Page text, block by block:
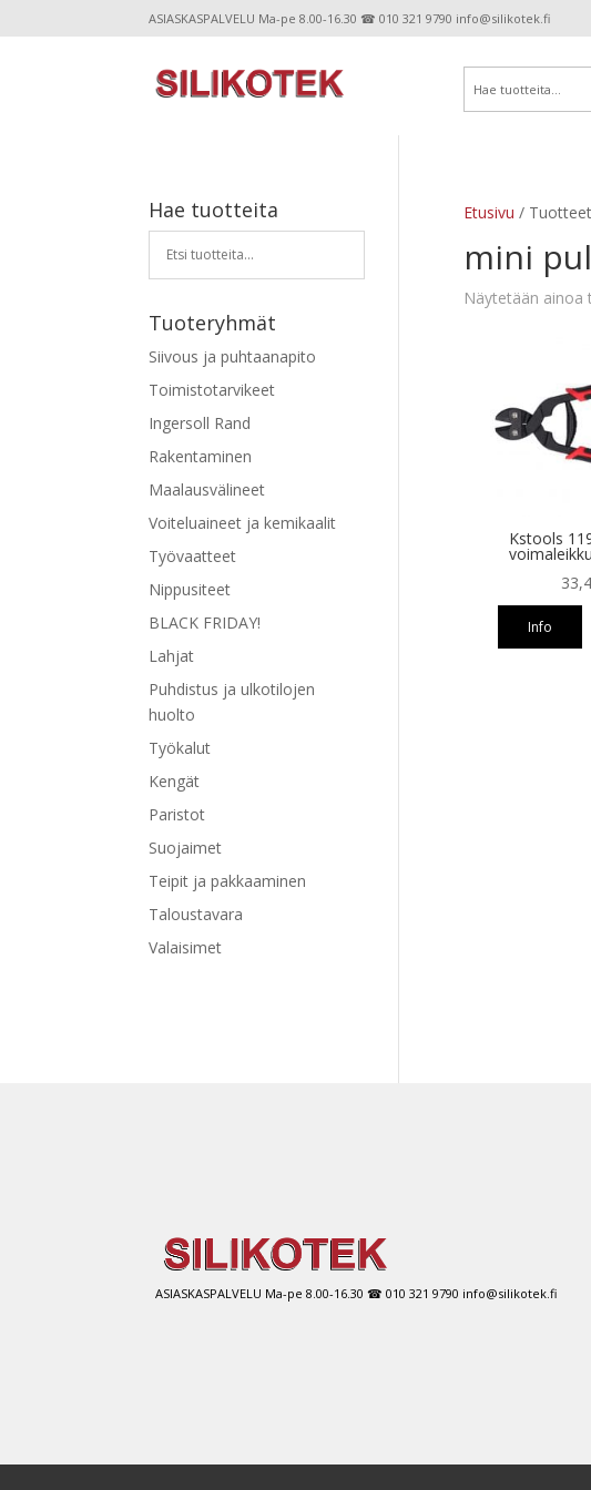
ASIASKASPALVELU Ma-pe 8.00-16.30 ☎ 010 321 9790 info@silikotek.fi
Etusivu /
mini
Näytetään ainoa
Kstools
Info
Hae tuotteita
Tuoteryhmät
Siivous ja puhtaanapito
Toimistotarvikeet
Ingersoll Rand
Rakentaminen
Maalausvälineet
Voiteluaineet ja kemikaalit
Työvaatteet
Nippusiteet
BLACK FRIDAY!
Lahjat
Puhdistus ja ulkotilojen
huolto
Työkalut
Kengät
Paristot
Suojaimet
Teipit ja pakkaaminen
Taloustavara
Valaisimet
ASIASKASPALVELU Ma-pe 8.00-16.30 ☎ 010 321 9790 info@silikotek.fi